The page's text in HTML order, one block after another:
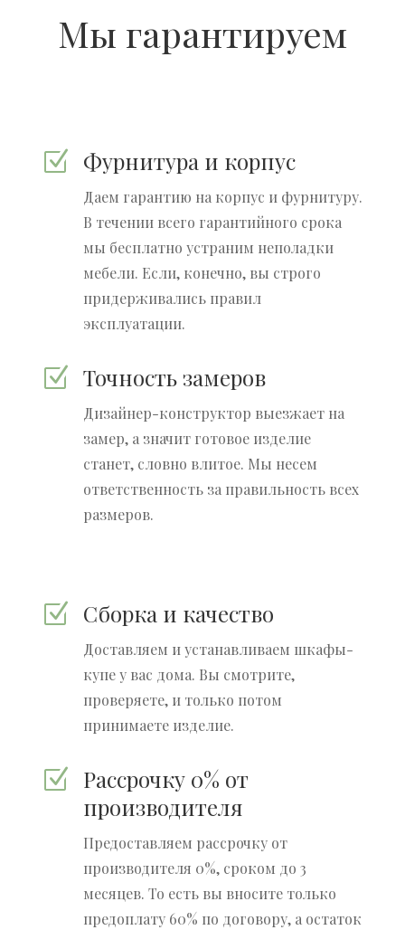
Мы гарантируем
Z Фурнитура и корпус
Даем гарантию на корпус и фурнитуру.
В течении всего гарантийного срока
мы бесплатно устраним неполадки
мебели. Если, конечно, вы строго
придерживались правил
эксплуатации.
Z Точность замеров
Дизайнер-конструктор выезжает на
замер, а значит готовое изделие
станет, словно влитое. Мы несем
ответственность за правильность всех
размеров.
Z Сборка и качество
Доставляем и устанавливаем шкафы-
купе у вас дома. Вы смотрите,
проверяете, и только потом
принимаете изделие.
Z Рассрочку 0% от
производителя
Предоставляем рассрочку от
производителя 0%, сроком до 3
месяцев. То есть вы вносите только
предоплату 60% по договору, а остаток